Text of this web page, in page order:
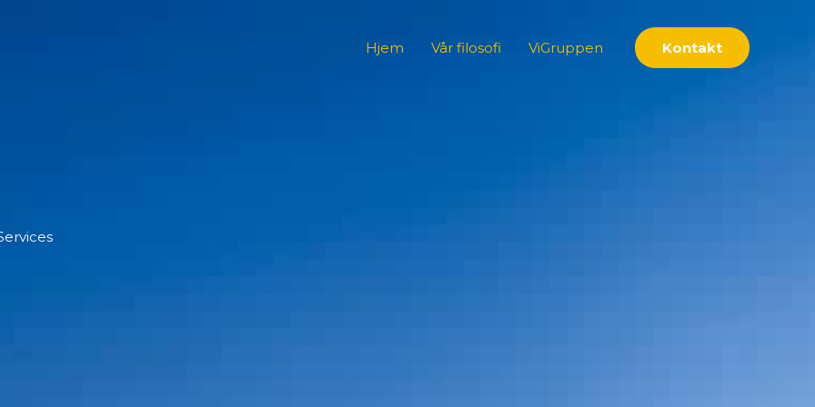
Hjem Vår filosofi ViGruppen Kontakt